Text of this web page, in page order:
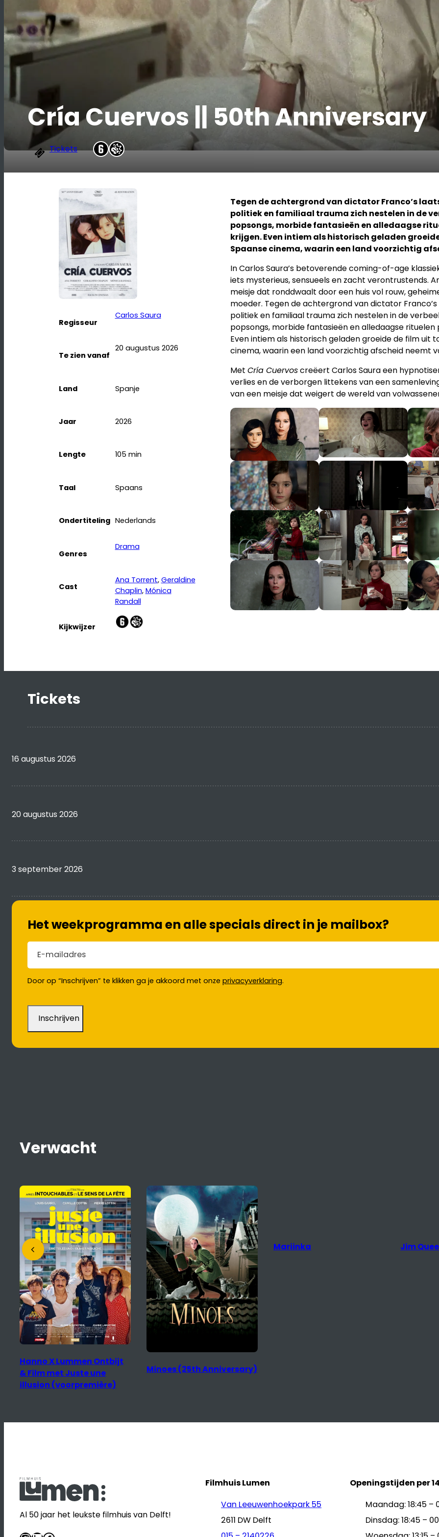
Cría Cuervos || 50th Anniversary
Tickets
Regisseur
Carlos Saura
Te zien vanaf
20 augustus 2026
Land Spanje
Jaar 2026
Lengte 105 min
Taal Spaans
Ondertiteling Nederlands
Genres
Drama
Cast
Ana Torrent, Geraldine
Chaplin, Mónica
Randall
Kijkwijzer
Tegen de achtergrond van dictator Franco’s
politiek en familiaal trauma zich nestelen in de
popsongs, morbide fantasieën en alledaagse
krijgen. Even intiem als historisch geladen
Spaanse cinema, waarin een land voorzichtig
In Carlos Saura’s betoverende coming-of-age
iets mysterieus, sensueels en zacht verontrustends.
meisje dat ronddwaalt door een huis vol rouw,
moeder. Tegen de achtergrond van dictator
politiek en familiaal trauma zich nestelen in de
popsongs, morbide fantasieën en alledaagse
Even intiem als historisch geladen groeide de film uit
cinema, waarin een land voorzichtig afscheid neemt
MetCría CuervoscreëertCarlos Sauraeen
verlies en de verborgen littekens van een
van een meisje dat weigert de wereld van
Tickets
16 augustus 2026
20 augustus 2026
3 september 2026
Het weekprogramma en alle specials direct in je mailbox?
E-mailadres
Door op “Inschrijven” te klikken ga je akkoord met onze privacyverklaring.
Verwacht
Minoes (25th Anniversary)
Mariinka Jim Queen The
Al 50 jaar het leukste filmhuis van Delft!
Filmhuis Lumen
Van Leeuwenhoekpark 55
2611 DW Delft
Openingstijden per
Maandag: 18:45 –
Dinsdag: 18:45 –